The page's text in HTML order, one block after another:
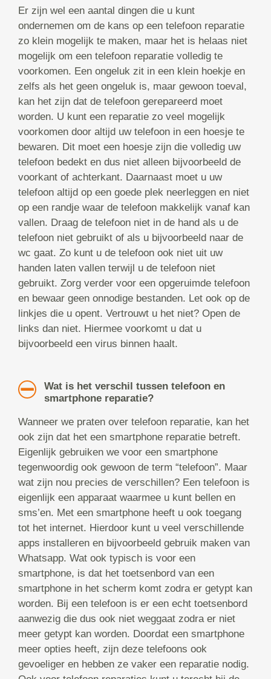
Er zijn wel een aantal dingen die u kunt
ondernemen om de kans op een telefoon reparatie
zo klein mogelijk te maken, maar het is helaas niet
mogelijk om een telefoon reparatie volledig te
voorkomen. Een ongeluk zit in een klein hoekje en
zelfs als het geen ongeluk is, maar gewoon toeval,
kan het zijn dat de telefoon gerepareerd moet
worden. U kunt een reparatie zo veel mogelijk
voorkomen door altijd uw telefoon in een hoesje te
bewaren. Dit moet een hoesje zijn die volledig uw
telefoon bedekt en dus niet alleen bijvoorbeeld de
voorkant of achterkant. Daarnaast moet u uw
telefoon altijd op een goede plek neerleggen en niet
op een randje waar de telefoon makkelijk vanaf kan
vallen. Draag de telefoon niet in de hand als u de
telefoon niet gebruikt of als u bijvoorbeeld naar de
wc gaat. Zo kunt u de telefoon ook niet uit uw
handen laten vallen terwijl u de telefoon niet
gebruikt. Zorg verder voor een opgeruimde telefoon
en bewaar geen onnodige bestanden. Let ook op de
linkjes die u opent. Vertrouwt u het niet? Open de
links dan niet. Hiermee voorkomt u dat u
bijvoorbeeld een virus binnen haalt.
Wat is het verschil tussen telefoon en
smartphone reparatie?
Wanneer we praten over telefoon reparatie, kan het
ook zijn dat het een smartphone reparatie betreft.
Eigenlijk gebruiken we voor een smartphone
tegenwoordig ook gewoon de term “telefoon”. Maar
wat zijn nou precies de verschillen? Een telefoon is
eigenlijk een apparaat waarmee u kunt bellen en
sms’en. Met een smartphone heeft u ook toegang
tot het internet. Hierdoor kunt u veel verschillende
apps installeren en bijvoorbeeld gebruik maken van
Whatsapp. Wat ook typisch is voor een
smartphone, is dat het toetsenbord van een
smartphone in het scherm komt zodra er getypt kan
worden. Bij een telefoon is er een echt toetsenbord
aanwezig die dus ook niet weggaat zodra er niet
meer getypt kan worden. Doordat een smartphone
meer opties heeft, zijn deze telefoons ook
gevoeliger en hebben ze vaker een reparatie nodig.